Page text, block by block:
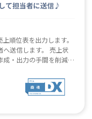
て担当者に送信♪
順位表を出力します。
します。 売上状
成・出力の手間を削減し